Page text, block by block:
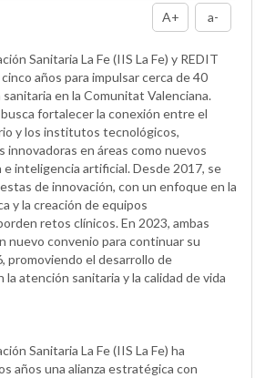
A+ a-
Sanitaria La Fe (IIS La Fe) y REDIT
años para impulsar cerca de 40
en la Comunitat Valenciana.
fortalecer la conexión entre el
y los institutos tecnológicos,
innovadoras en áreas como nuevos
inteligencia artificial. Desde 2017, se
de innovación, con un enfoque en la
y la creación de equipos
retos clínicos. En 2023, ambas
nuevo convenio para continuar su
promoviendo el desarrollo de
atención sanitaria y la calidad de vida
Sanitaria La Fe (IIS La Fe) ha
años una alianza estratégica con